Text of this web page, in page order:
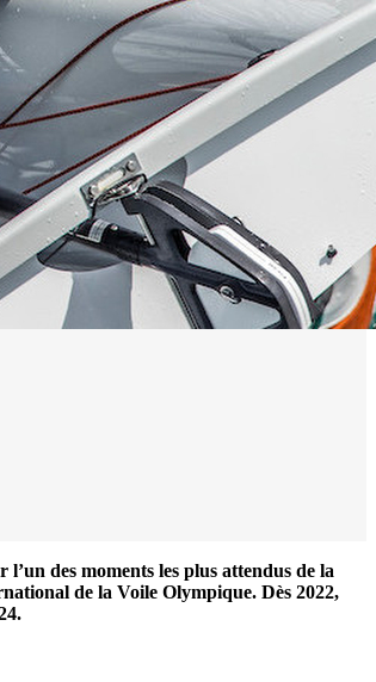
des moments les plus attendus de la
de la Voile Olympique. Dès 2022,